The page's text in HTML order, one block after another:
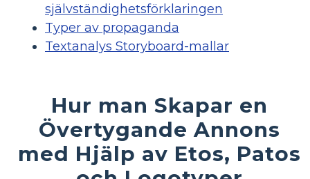
självständighetsförklaringen
Typer av propaganda
Textanalys Storyboard-mallar
Hur man Skapar en
Övertygande Annons
med Hjälp av Etos, Patos